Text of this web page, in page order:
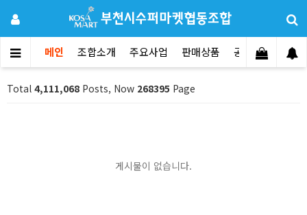
메인 조합소개 주요사업 판매상품 공지사항 문
Total 4,111,068 Posts, Now 268395 Page
게시물이 없습니다.